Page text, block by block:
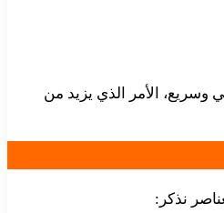
وسريع، الأمر الذي يزيد من
نذكر: